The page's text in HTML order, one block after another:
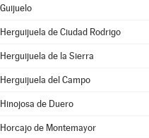
Guijuelo
Herguijuela de Ciudad Rodrigo
Herguijuela de la Sierra
Herguijuela del Campo
Hinojosa de Duero
Horcajo de Montemayor